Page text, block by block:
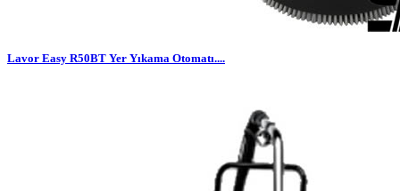
Lavor Easy R50BT Yer Yıkama Otomatı....